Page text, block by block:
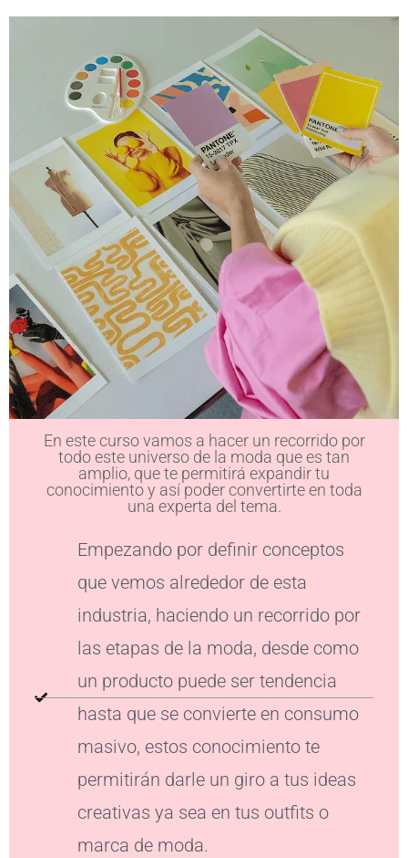
En este curso vamos a hacer un recorrido por
todo este universo de la moda que es tan
amplio, que te permitirá expandir tu
conocimiento y así poder convertirte en toda
una experta del tema.
Empezando por definir conceptos
que vemos alrededor de esta
industria, haciendo un recorrido por
las etapas de la moda, desde como
un producto puede ser tendencia
hasta que se convierte en consumo
masivo, estos conocimiento te
permitirán darle un giro a tus ideas
creativas ya sea en tus outfits o
marca de moda.